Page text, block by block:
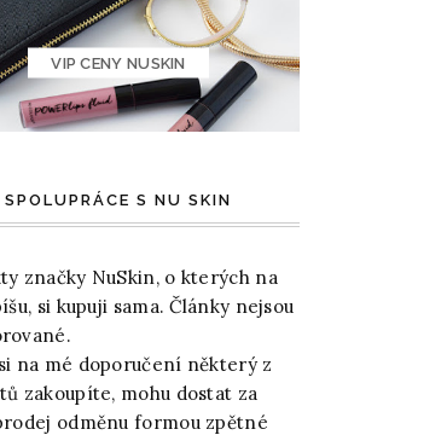
VIP CENY NUSKIN
SPOLUPRÁCE S NU SKIN
značky NuSkin, o kterých na
si kupuji sama. Články nejsou
na mé doporučení některý z
zakoupíte, mohu dostat za
odměnu formou zpětné